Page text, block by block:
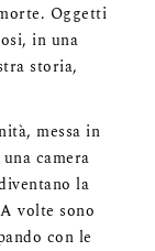
Oggetti
in una
storia,
messa in
camera
la
volte sono
con le